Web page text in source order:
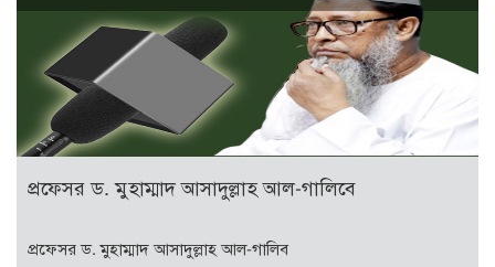
প্রফেসর ড. মুহাম্মাদ আসাদুল্লাহ আল-গালিবে
প্রফেসর ড. মুহাম্মাদ আসাদুল্লাহ আল-গালিব